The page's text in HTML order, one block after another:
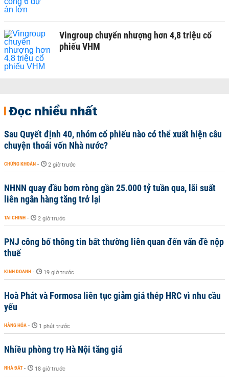
Vingroup chuyển nhượng hơn 4,8 triệu cổ
phiếu VHM
Đọc nhiều nhất
Sau Quyết định 40, nhóm cổ phiếu nào có thể xuất hiện câu
chuyện thoái vốn Nhà nước?
CHỨNG KHOÁN - 2 giờ trước
NHNN quay đầu bơm ròng gần 25.000 tỷ tuần qua, lãi suất
liên ngân hàng tăng trở lại
TÀI CHÍNH - 2 giờ trước
PNJ công bố thông tin bất thường liên quan đến vấn đề nộp
thuế
KINH DOANH - 19 giờ trước
Hoà Phát và Formosa liên tục giảm giá thép HRC vì nhu cầu
yếu
HÀNG HÓA - 1 phút trước
Nhiều phòng trọ Hà Nội tăng giá
NHÀ ĐẤT - 18 giờ trước